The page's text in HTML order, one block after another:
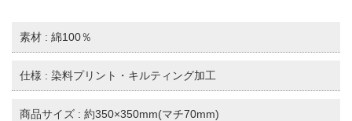
素材 : 綿100％
仕様 : 染料プリント・キルティング加工
商品サイズ : 約350×350mm(マチ70mm)